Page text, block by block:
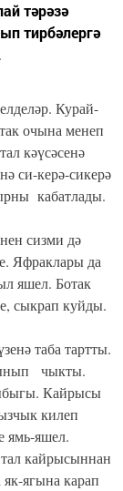
тәрәзә
тирбәлергә
Курай-
очына менеп
кәүсәсенә
си-керә-сикерә
кабатлады.
сизми дә
Яфраклары да
яшел. Ботак
сыкрап куйды.
таба тартты.
чыкты.
Кайрысы
килеп
ямь-яшел.
кайрысыннан
ягына карап